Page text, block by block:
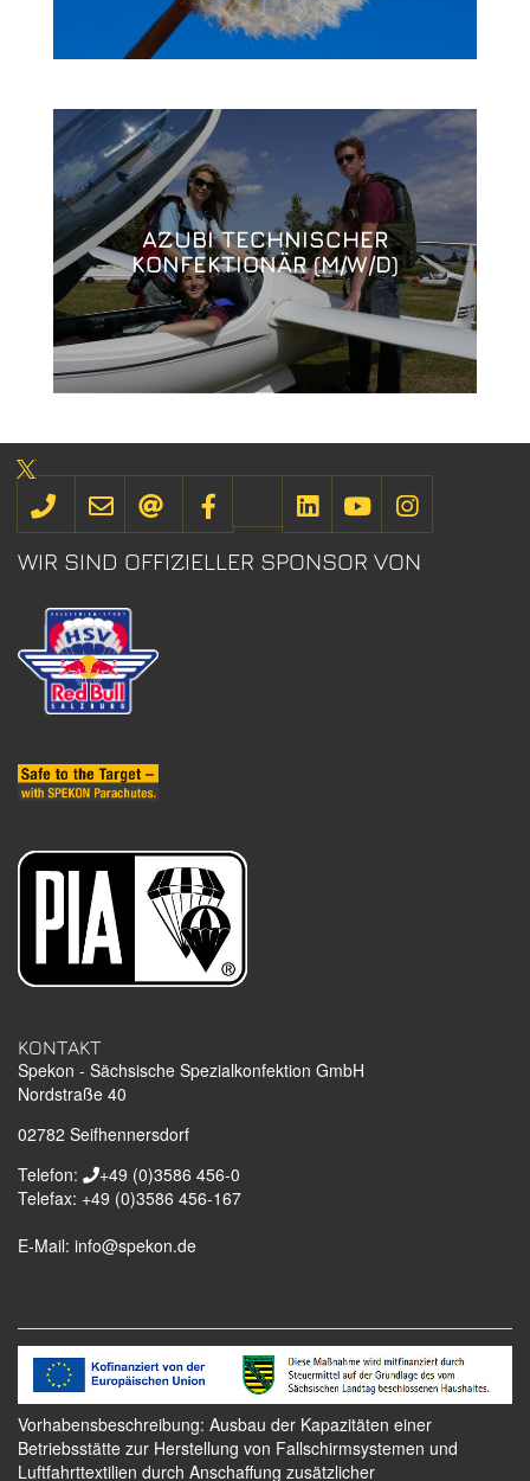
AZUBI TECHNISCHER
KONFEKTIONÄR (M/W/D)
WIR SIND OFFIZIELLER SPONSOR VON
KONTAKT
Spekon - Sächsische Spezialkonfektion GmbH
Nordstraße 40
02782 Seifhennersdorf
Telefon:
+49 (0)3586 456-0
Telefax: +49 (0)3586 456-167
E-Mail: info@spekon.de
Vorhabensbeschreibung: Ausbau der Kapazitäten einer
Betriebsstätte zur Herstellung von Fallschirmsystemen und
Luftfahrttextilien durch Anschaffung zusätzlicher